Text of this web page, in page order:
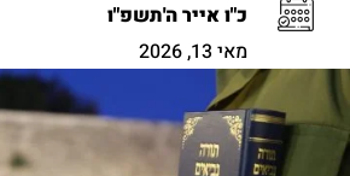
כ"ו אייר ה'תשפ"ו
מאי 13, 2026